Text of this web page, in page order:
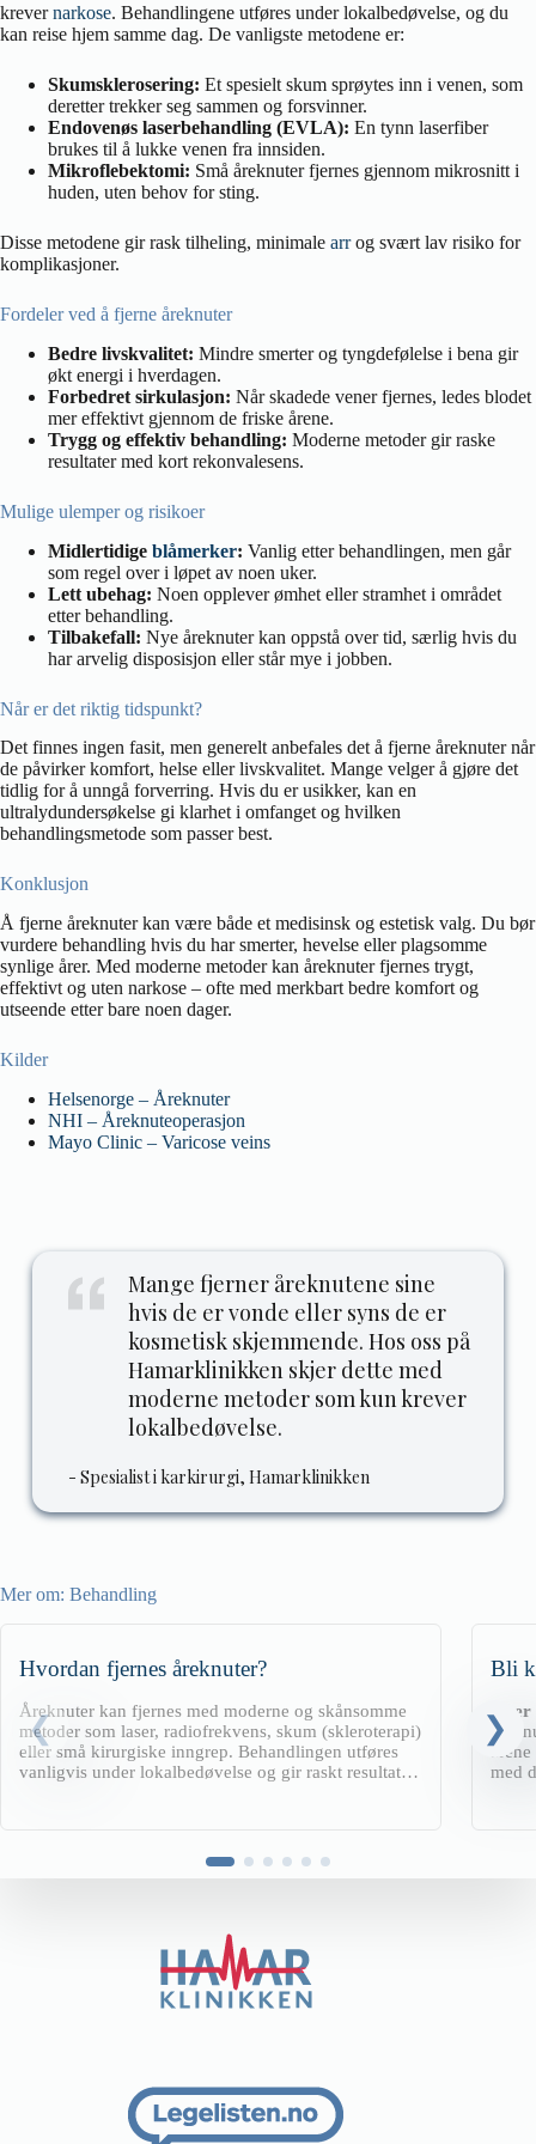
krevernarkose. Behandlingene utføres under lokalbedøvelse, og du
kan reise hjem samme dag. De vanligste metodene er:
Skumsklerosering: Et spesielt skum sprøytes inn i venen, som
deretter trekker seg sammen og forsvinner.
Endovenøs laserbehandling (EVLA): En tynn laserfiber
brukes til å lukke venen fra innsiden.
Mikroflebektomi: Små åreknuter fjernes gjennom mikrosnitt i
huden, uten behov for sting.
Disse metodene gir rask tilheling, minimale arrog svært lav risiko for
komplikasjoner.
Fordeler ved å fjerne åreknuter
Bedre livskvalitet: Mindre smerter og tyngdefølelse i bena gir
økt energi i hverdagen.
Forbedret sirkulasjon: Når skadede vener fjernes, ledes blodet
mer effektivt gjennom de friske årene.
Trygg og effektiv behandling: Moderne metoder gir raske
resultater med kort rekonvalesens.
Mulige ulemper og risikoer
Midlertidige blåmerker: Vanlig etter behandlingen, men går
som regel over i løpet av noen uker.
Lett ubehag: Noen opplever ømhet eller stramhet i området
etter behandling.
Tilbakefall: Nye åreknuter kan oppstå over tid, særlig hvis du
har arvelig disposisjon eller står mye i jobben.
Når er det riktig tidspunkt?
Det finnes ingen fasit, men generelt anbefales det å fjerne åreknuter når
de påvirker komfort, helse eller livskvalitet. Mange velger å gjøre det
tidlig for å unngå forverring. Hvis du er usikker, kan en
ultralydundersøkelse gi klarhet i omfanget og hvilken
behandlingsmetode som passer best.
Konklusjon
Å fjerne åreknuter kan være både et medisinsk og estetisk valg. Du bør
vurdere behandling hvis du har smerter, hevelse eller plagsomme
synlige årer. Med moderne metoder kan åreknuter fjernes trygt,
effektivt og uten narkose – ofte med merkbart bedre komfort og
utseende etter bare noen dager.
Kilder
Helsenorge – Åreknuter
NHI – Åreknuteoperasjon
Mayo Clinic – Varicose veins
Mange fjerner åreknutene sine
hvis de er vonde eller syns de er
kosmetisk skjemmende. Hos oss på
Hamarklinikken skjer dette med
moderne metoder som kun krever
lokalbedøvelse.
- Spesialist i karkirurgi, Hamarklinikken
Mer om: Behandling
Hvordan fjernes åreknuter?
Åreknuter kan fjernes med moderne og skånsomme
metoder som laser, radiofrekvens, skum (skleroterapi)
eller små kirurgiske inngrep. Behandlingen utføres
vanligvis under lokalbedøvelse og gir raskt resultat
Bli
Over
med